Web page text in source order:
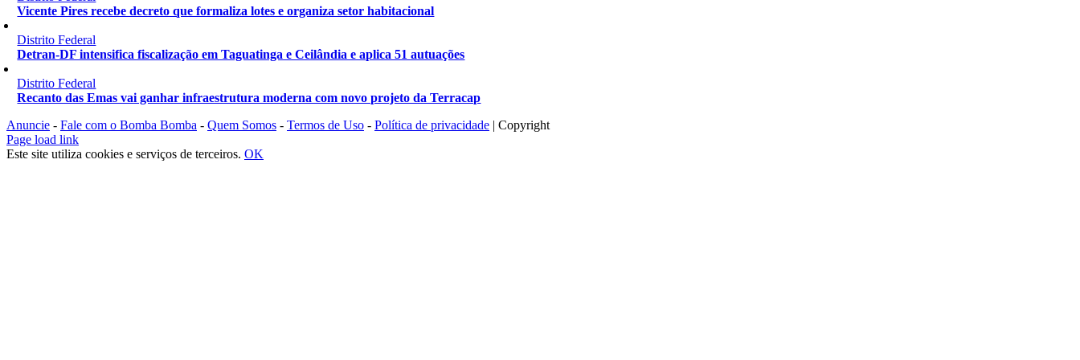
Vicente Pires recebe decreto que formaliza lotes e organiza setor habitacional
Distrito Federal
Detran-DF intensifica fiscalização em Taguatinga e Ceilândia e aplica 51 autuações
Distrito Federal
Recanto das Emas vai ganhar infraestrutura moderna com novo projeto da Terracap
Anuncie - Fale com o Bomba Bomba - Quem Somos - Termos de Uso - Política de privacidade | Copyright
Instagram
Facebook
X
YouTube
Page load link
Este site utiliza cookies e serviços de terceiros. OK